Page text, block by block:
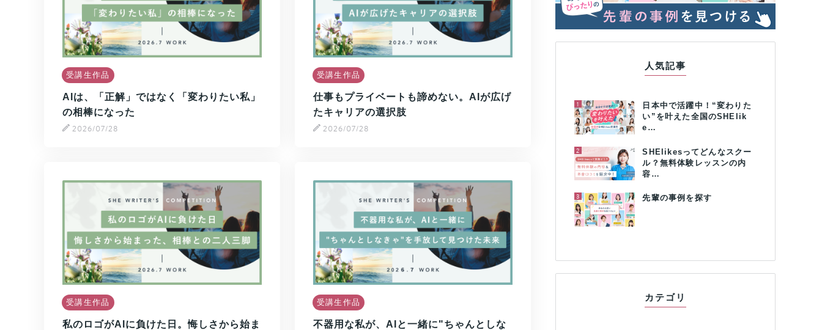
受講生作品
AIは、「正解」ではなく「変わりたい私」
の相棒になった
2026/07/28
受講生作品
仕事もプライベートも諦めない。AIが広げ
たキャリアの選択肢
2026/07/28
受講生作品
私のロゴがAIに負けた日。悔しさから始ま
受講生作品
不器用な私が、AIと一緒に"ちゃんとしな
人気記事
1
日本中で活躍中！“変わりた
い”を叶えた全国のSHElik
e…
2
SHElikesってどんなスクー
ル？無料体験レッスンの内
容…
3 先輩の事例を探す
カテゴリ